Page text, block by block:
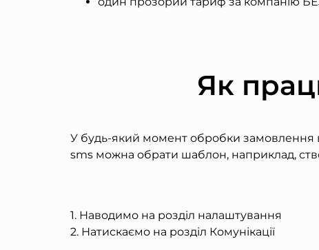
Як
У будь-який момент обробки замовлення
sms можна обрати шаблон, наприклад,
1. Наводимо на розділ налаштування
2. Натискаємо на розділ Комунікації